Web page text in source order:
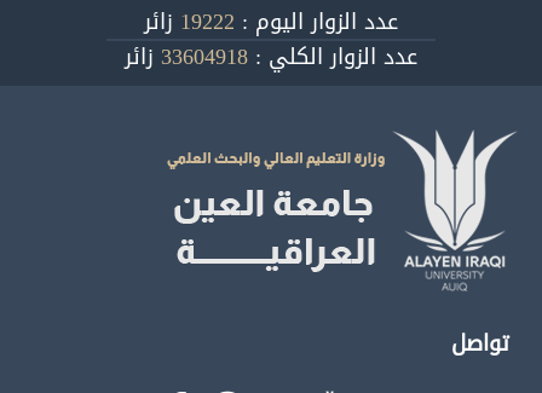
عدد الزوار اليوم : 19222 زائر
عدد الزوار الكلي : 33604918 زائر
تواصل